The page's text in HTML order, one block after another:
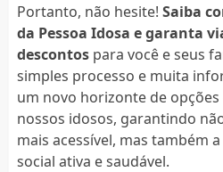
Portanto, não hesite! Saiba
da Pessoa Idosa e garanta
descontospara você e seus
simples processo e muita
um novo horizonte de
nossos idosos, garantindo
mais acessível, mas também
social ativa e saudável.